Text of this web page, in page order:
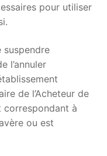
pour utiliser
suspendre
l’annuler
de l’Acheteur de
correspondant à
ou est